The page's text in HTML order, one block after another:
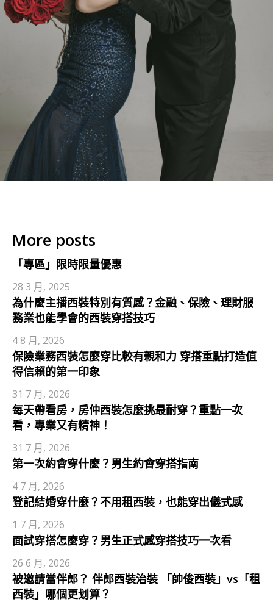
More posts
「專區」限時限量優惠
28 3 月, 2025
為什麼主播西裝特別有質感？金融、保險、理財服
務業也能學會的西裝穿搭技巧
4 8 月, 2026
保險業務西裝怎麼穿比較有親和力 穿搭重點打造值
得信賴的第一印象
31 7 月, 2026
每天帶看房，房仲西裝怎麼挑最耐穿？重點一次
看，專業又有精神！
31 7 月, 2026
第一次約會穿什麼？男生約會穿搭指南
4 7 月, 2026
登記結婚穿什麼？不用租西裝，也能穿出儀式感
1 7 月, 2026
面試穿搭怎麼穿？男生正式感穿搭技巧一次看
26 6 月, 2026
被邀請當伴郎？ 伴郎西裝治裝 「帥俊西裝」vs「租
西裝」哪個更划算？